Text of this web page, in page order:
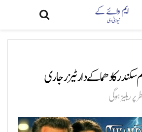
کا دھماکے دار ٹیزر جاری